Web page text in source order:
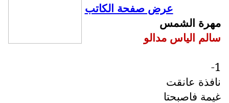
عرض صفحة الكاتب
مهرة الشمس
سالم الياس مدالو
1-
نافذة عانقت
غيمة فاصبحتا